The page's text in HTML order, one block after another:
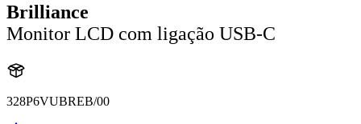
Brilliance
Monitor LCD com ligação USB-C
328P6VUBREB/00